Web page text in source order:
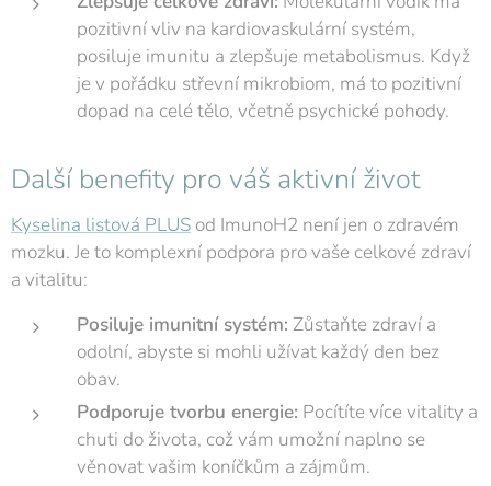
pozitivní vliv na kardiovaskulární systém,
posiluje imunitu a zlepšuje metabolismus. Když
je v pořádku střevní mikrobiom, má to pozitivní
dopad na celé tělo, včetně psychické pohody.
Další benefity pro váš aktivní život
Kyselina listová PLUS od ImunoH2 není jen o zdravém
mozku. Je to komplexní podpora pro vaše celkové zdraví
a vitalitu:
Posiluje imunitní systém: Zůstaňte zdraví a
odolní, abyste si mohli užívat každý den bez
obav.
Podporuje tvorbu energie: Pocítíte více vitality a
chuti do života, což vám umožní naplno se
věnovat vašim koníčkům a zájmům.